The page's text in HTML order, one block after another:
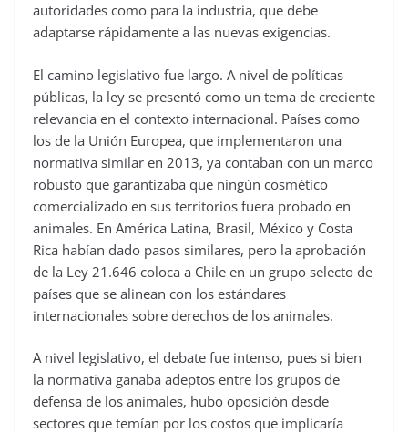
autoridades como para la industria, que debe
adaptarse rápidamente a las nuevas exigencias.
El camino legislativo fue largo. A nivel de políticas
públicas, la ley se presentó como un tema de creciente
relevancia en el contexto internacional. Países como
los de la Unión Europea, que implementaron una
normativa similar en 2013, ya contaban con un marco
robusto que garantizaba que ningún cosmético
comercializado en sus territorios fuera probado en
animales. En América Latina, Brasil, México y Costa
Rica habían dado pasos similares, pero la aprobación
de la Ley 21.646 coloca a Chile en un grupo selecto de
países que se alinean con los estándares
internacionales sobre derechos de los animales.
A nivel legislativo, el debate fue intenso, pues si bien
la normativa ganaba adeptos entre los grupos de
defensa de los animales, hubo oposición desde
sectores que temían por los costos que implicaría